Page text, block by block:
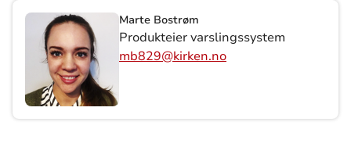
Marte Bostrøm
Produkteier varslingssystem
mb829@kirken.no